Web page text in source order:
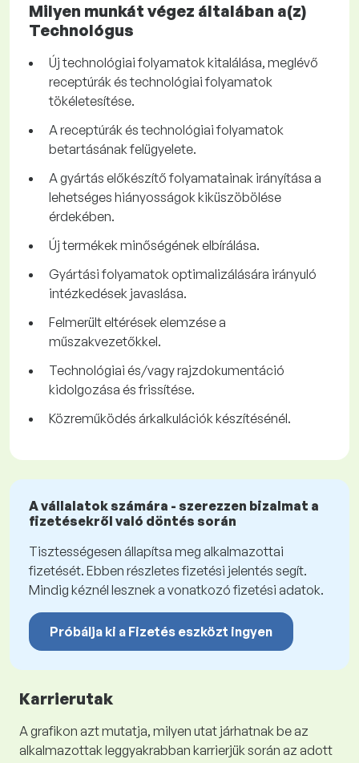
Milyen munkát végez általában a(z)
Technológus
Új technológiai folyamatok kitalálása, meglévő
receptúrák és technológiai folyamatok
tökéletesítése.
A receptúrák és technológiai folyamatok
betartásának felügyelete.
A gyártás előkészítő folyamatainak irányítása a
lehetséges hiányosságok kiküszöbölése
érdekében.
Új termékek minőségének elbírálása.
Gyártási folyamatok optimalizálására irányuló
intézkedések javaslása.
Felmerült eltérések elemzése a
műszakvezetőkkel.
Technológiai és/vagy rajzdokumentáció
kidolgozása és frissítése.
Közreműködés árkalkulációk készítésénél.
A vállalatok számára - szerezzen bizalmat a
fizetésekről való döntés során
Tisztességesen állapítsa meg alkalmazottai
fizetését. Ebben részletes fizetési jelentés segít.
Mindig kéznél lesznek a vonatkozó fizetési adatok.
Próbálja ki a Fizetés eszközt ingyen
Karrierutak
A grafikon azt mutatja, milyen utat járhatnak be az
alkalmazottak leggyakrabban karrierjük során az adott